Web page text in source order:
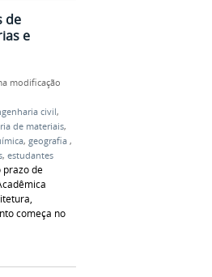
de
e
modificação
civil,
de materiais,
, geografia ,
, estudantes
prazo de
começa no